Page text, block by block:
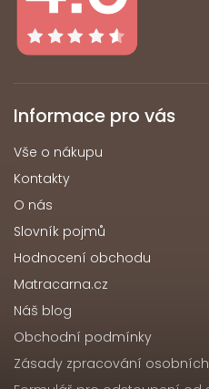
Informace pro vás
Vše o nákupu
Kontakty
O nás
Slovník pojmů
Hodnocení obchodu
Matracarna.cz
Náš blog
Obchodní podmínky
Zásady zpracování